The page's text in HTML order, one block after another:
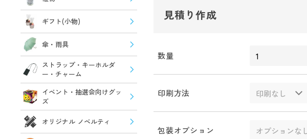
ギフト(小物)
傘・雨具
ストラップ・キーホルダ
ー・チャーム
イベント・抽選会向けグッ
ズ
オリジナル ノベルティ
見積り作成
数量
印刷方法
包装オプション